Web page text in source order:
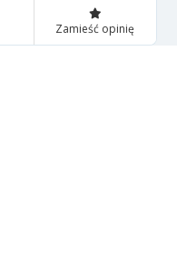
Zamieść opinię